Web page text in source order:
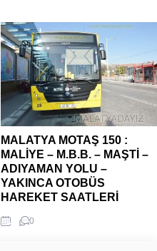
ziyaretinde bulundu.
MALATYA MOTAŞ 150 :
MALİYE – M.B.B. – MAŞTİ –
ADIYAMAN YOLU –
YAKINCA OTOBÜS
HAREKET SAATLERİ
MALATYA MOTAŞ 150 : MALİYE –
M.B.B. – MAŞTİ – ADIYAMAN
0